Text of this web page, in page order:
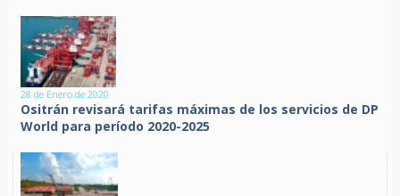
28 de Enero de 2020
Ositrán revisará tarifas máximas de los servicios de DP
World para período 2020-2025